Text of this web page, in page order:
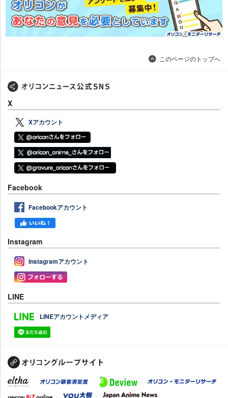
このページのトップへ
X
Xアカウント
Facebook
Facebookアカウント
Instagram
Instagramアカウント
LINE
LINEアカウントメディア